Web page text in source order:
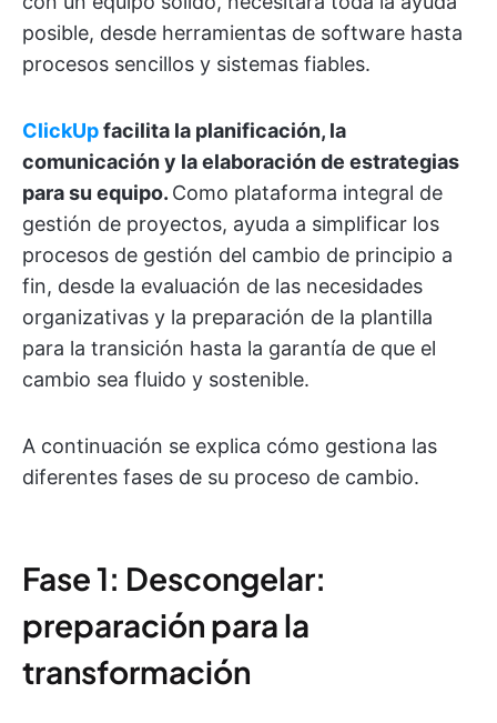
posible, desde herramientas de software hasta
procesos sencillos y sistemas fiables.
ClickUpfacilita la planificación, la
comunicación y la elaboración de estrategias
para su equipo. Como plataforma integral de
gestión de proyectos, ayuda a simplificar los
procesos de gestión del cambio de principio a
fin, desde la evaluación de las necesidades
organizativas y la preparación de la plantilla
para la transición hasta la garantía de que el
cambio sea fluido y sostenible.
A continuación se explica cómo gestiona las
diferentes fases de su proceso de cambio.
Fase 1: Descongelar:
preparación para la
transformación